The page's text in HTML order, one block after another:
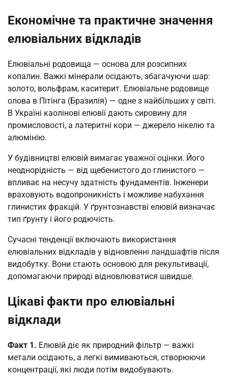
Економічне та практичне значення
елювіальних відкладів
Елювіальні родовища — основа для розсипних
копалин. Важкі мінерали осідають, збагачуючи шар:
золото, вольфрам, каситерит. Елювіальне родовище
олова в Пітінга (Бразилія) — одне з найбільших у світі.
В Україні каолінові елювії дають сировину для
промисловості, а латеритні кори — джерело нікелю та
алюмінію.
У будівництві елювій вимагає уважної оцінки. Його
неоднорідність — від щебенистого до глинистого —
впливає на несучу здатність фундаментів. Інженери
враховують водопроникність і можливе набухання
глинистих фракцій. У ґрунтознавстві елювій визначає
тип ґрунту і його родючість.
Сучасні тенденції включають використання
елювіальних відкладів у відновленні ландшафтів після
видобутку. Вони стають основою для рекультивації,
допомагаючи природі відновлюватися швидше.
Цікаві факти про елювіальні
відклади
Факт 1. Елювій діє як природний фільтр — важкі
метали осідають, а легкі вимиваються, створюючи
концентрації, які люди потім видобувають.